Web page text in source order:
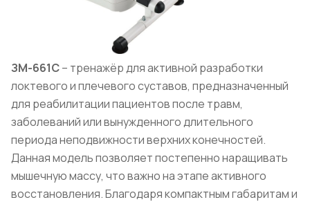
ЗМ-661C– тренажёр для активной разработки
локтевого и плечевого суставов, предназначенный
для реабилитации пациентов после травм,
заболеваний или вынужденного длительного
периода неподвижности верхних конечностей.
Данная модель позволяет постепенно наращивать
мышечную массу, что важно на этапе активного
восстановления. Благодаря компактным габаритам и